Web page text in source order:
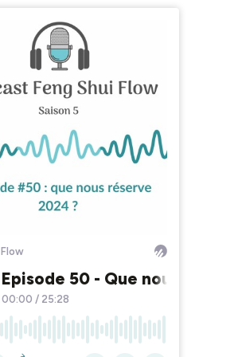
Flow
Episode 50 - Que nous
00:00 / 25:28